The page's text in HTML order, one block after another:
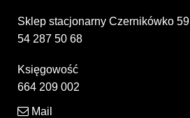
Sklep stacjonarny Czernikówko 59
54 287 50 68
Księgowość
664 209 002
Mail